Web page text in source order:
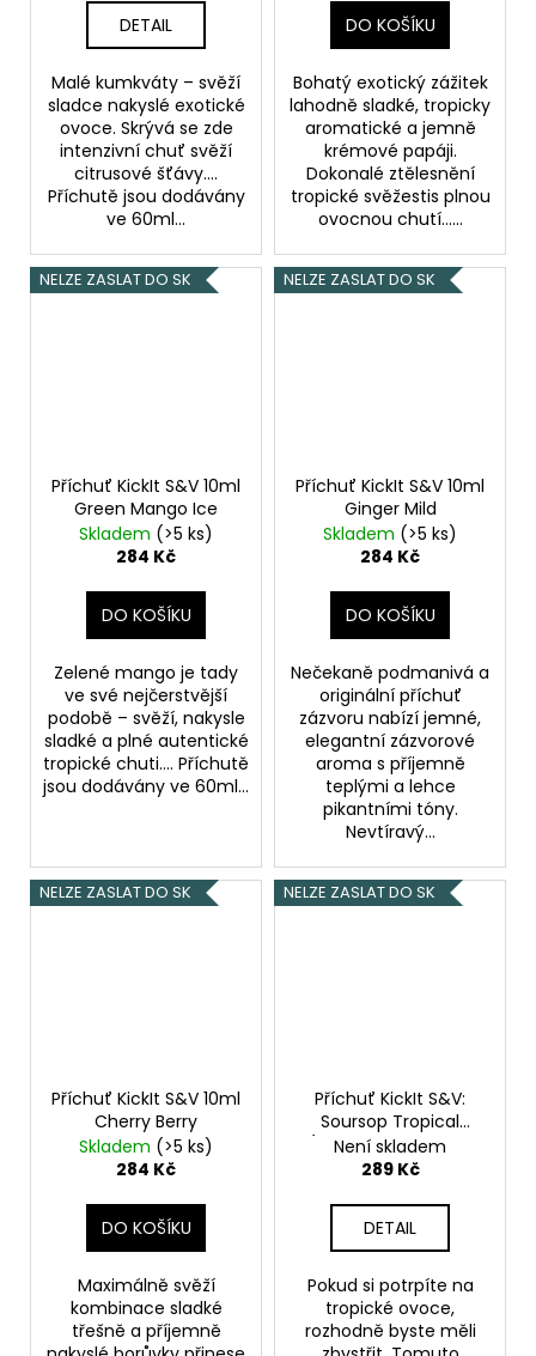
DETAIL
Malé kumkváty – svěží
sladce nakyslé exotické
ovoce. Skrývá se zde
intenzivní chuť svěží
citrusové šťávy....
Příchutě jsou dodávány
ve 60ml...
DO KOŠÍKU
Bohatý exotický zážitek
lahodně sladké, tropicky
aromatické a jemně
krémové papáji.
Dokonalé ztělesnění
tropické svěžestis plnou
ovocnou chutí......
NELZE ZASLAT DO SK
Příchuť KickIt S&V 10ml
Green Mango Ice
Skladem (>5 ks)
284 Kč
DO KOŠÍKU
Zelené mango je tady
ve své nejčerstvější
podobě – svěží, nakysle
sladké a plné autentické
tropické chuti.... Příchutě
jsou dodávány ve 60ml...
NELZE ZASLAT DO SK
Příchuť KickIt S&V 10ml
Ginger Mild
Skladem (>5 ks)
284 Kč
DO KOŠÍKU
Nečekaně podmanivá a
originální příchuť
zázvoru nabízí jemné,
elegantní zázvorové
aroma s příjemně
teplými a lehce
pikantními tóny.
Nevtíravý...
NELZE ZASLAT DO SK
Příchuť KickIt S&V 10ml
Cherry Berry
Skladem (>5 ks)
284 Kč
DO KOŠÍKU
Maximálně svěží
kombinace sladké
třešně a příjemně
NELZE ZASLAT DO SK
Příchuť KickIt S&V:
Soursop Tropical
(Graviola a tropické
ovoce) 10ml
Není skladem
289 Kč
DETAIL
Pokud si potrpíte na
tropické ovoce,
rozhodně byste měli